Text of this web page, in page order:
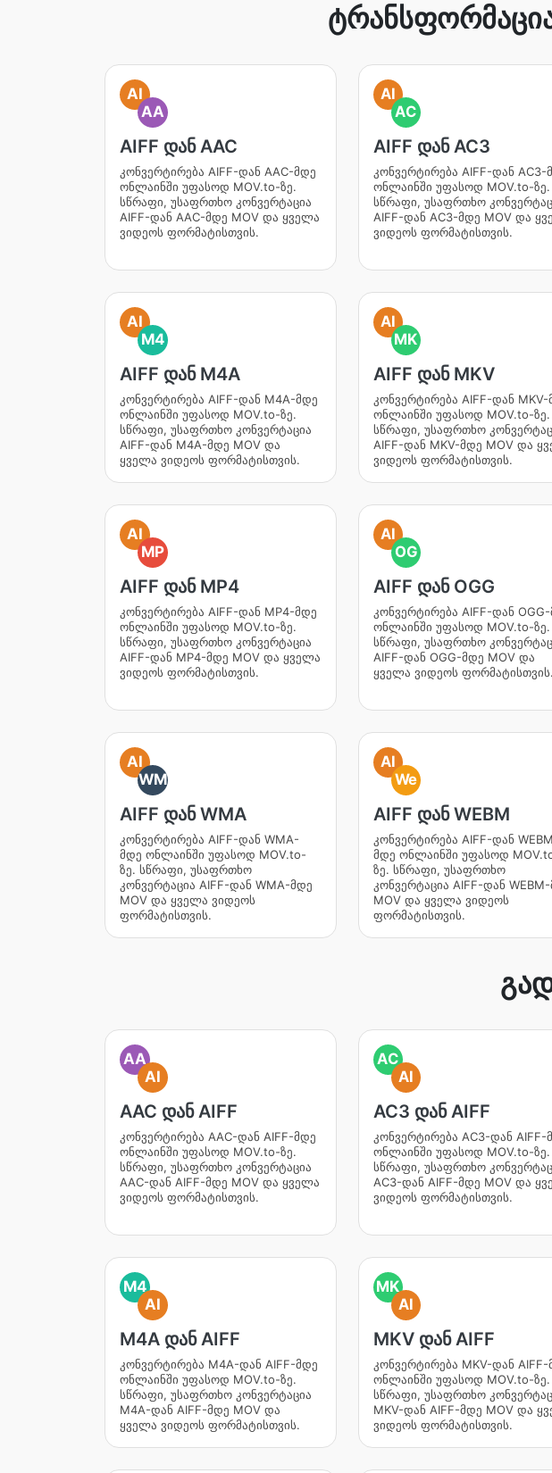
AI
AA
AIFF დან AAC
კონვერტირება AIFF-დან AAC-მდე
ონლაინში უფასოდ MOV.to-ზე.
სწრაფი, უსაფრთხო კონვერტაცია
AIFF-დან AAC-მდე MOV და ყველა
ვიდეოს ფორმატისთვის.
AI
AC
AIFF დან AC3
კონვერტირება AIFF-დან AC3-
ონლაინში უფასოდ MOV.to-ზე.
სწრაფი, უსაფრთხო
AIFF-დან AC3-მდე MOV და
ვიდეოს ფორმატისთვის.
AI
M4
AIFF დან M4A
კონვერტირება AIFF-დან M4A-მდე
ონლაინში უფასოდ MOV.to-ზე.
სწრაფი, უსაფრთხო კონვერტაცია
AIFF-დან M4A-მდე MOV და
ყველა ვიდეოს ფორმატისთვის.
AI
MK
AIFF დან MKV
კონვერტირება AIFF-დან MKV-
ონლაინში უფასოდ MOV.to-ზე.
სწრაფი, უსაფრთხო
AIFF-დან MKV-მდე MOV და
ვიდეოს ფორმატისთვის.
AI
MP
AIFF დან MP4
კონვერტირება AIFF-დან MP4-მდე
ონლაინში უფასოდ MOV.to-ზე.
სწრაფი, უსაფრთხო კონვერტაცია
AIFF-დან MP4-მდე MOV და ყველა
ვიდეოს ფორმატისთვის.
AI
OG
AIFF დან OGG
კონვერტირება AIFF-დან
ონლაინში უფასოდ MOV.to-ზე.
სწრაფი, უსაფრთხო
AIFF-დან OGG-მდე MOV და
ყველა ვიდეოს ფორმატისთვის.
AI
WM
AIFF დან WMA
კონვერტირება AIFF-დან WMA-
მდე ონლაინში უფასოდ MOV.to-
ზე. სწრაფი, უსაფრთხო
კონვერტაცია AIFF-დან WMA-მდე
MOV და ყველა ვიდეოს
ფორმატისთვის.
AI
We
AIFF დან WEBM
კონვერტირება AIFF-დან
მდე ონლაინში უფასოდ
ზე. სწრაფი, უსაფრთხო
კონვერტაცია AIFF-დან
MOV და ყველა ვიდეოს
ფორმატისთვის.
AA
AI
AAC დან AIFF
კონვერტირება AAC-დან AIFF-მდე
ონლაინში უფასოდ MOV.to-ზე.
სწრაფი, უსაფრთხო კონვერტაცია
AAC-დან AIFF-მდე MOV და ყველა
ვიდეოს ფორმატისთვის.
AC
AI
AC3 დან AIFF
კონვერტირება AC3-დან AIFF-
ონლაინში უფასოდ MOV.to-ზე.
სწრაფი, უსაფრთხო
AC3-დან AIFF-მდე MOV და
ვიდეოს ფორმატისთვის.
M4
AI
M4A დან AIFF
კონვერტირება M4A-დან AIFF-მდე
ონლაინში უფასოდ MOV.to-ზე.
სწრაფი, უსაფრთხო კონვერტაცია
M4A-დან AIFF-მდე MOV და
ყველა ვიდეოს ფორმატისთვის.
MK
AI
MKV დან AIFF
კონვერტირება MKV-დან AIFF-
ონლაინში უფასოდ MOV.to-ზე.
სწრაფი, უსაფრთხო
MKV-დან AIFF-მდე MOV და
ვიდეოს ფორმატისთვის.